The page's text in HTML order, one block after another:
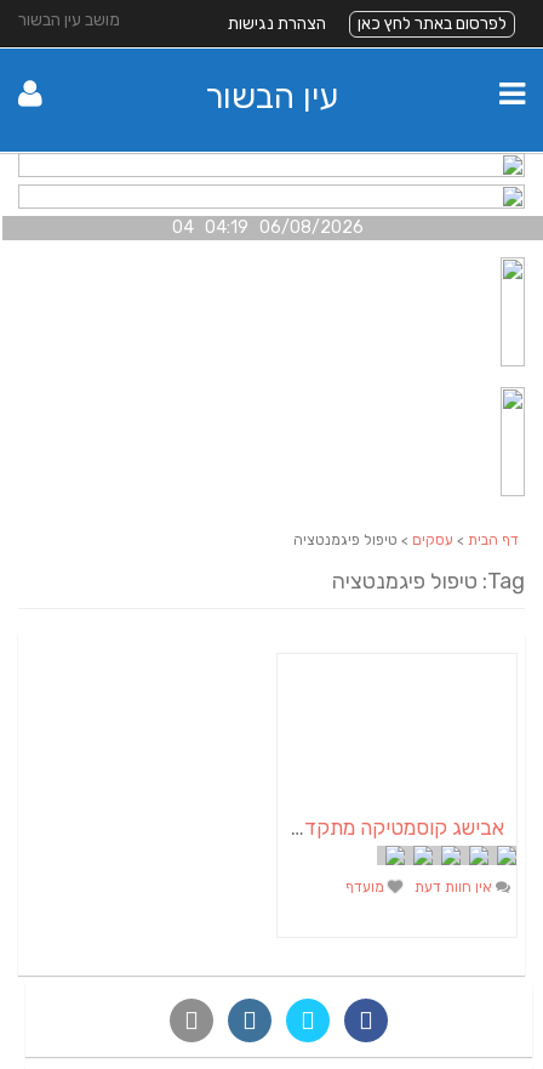
מושב עין הבשור לפרסום באתר לחץ כאן הצהרת נגישות
עין הבשור
06/08/2026 04:19 04
דף הבית > עסקים > טיפול פיגמנטציה
Tag: טיפול פיגמנטציה
אבישג קוסמטיקה מתקדמת | קוסמטיקאית באשכול | הסרת שיער
אין חוות דעת מועדף